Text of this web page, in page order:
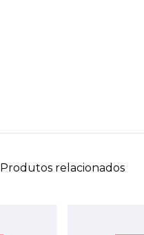
Produtos relacionados